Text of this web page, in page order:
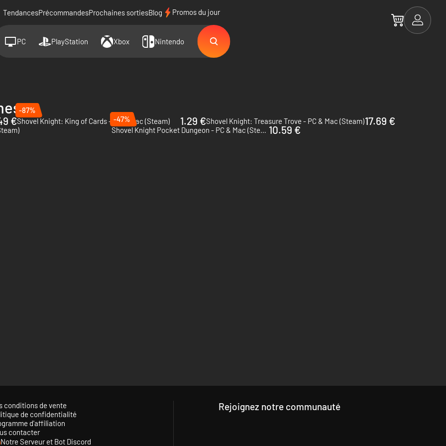
TendancesPrécommandesProchaines sortiesBlog Promos du jour
PC PlayStation Xbox Nintendo
€
-87%
Shovel Knight: King of Cards - PC & Mac (Steam)
1.29 €Shovel Knight: Treasure Trove - PC & Mac (Steam)17.69 €
-47%
Shovel Knight Pocket Dungeon - PC & Mac (Steam) 10.59 €
conditions de vente
de confidentialité
d'affiliation
contacter
Notre Serveur et Bot Discord
Rejoignez notre communauté